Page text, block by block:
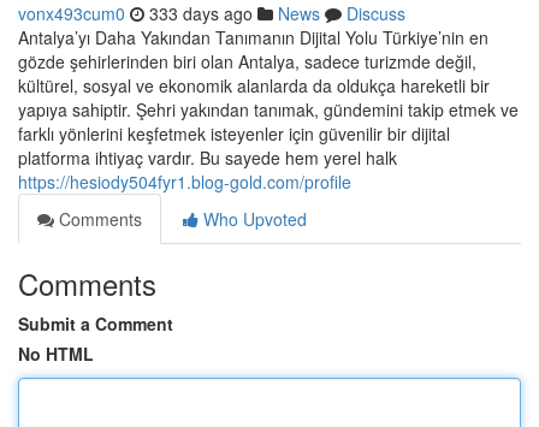
vonx493cum0 333 days ago News
Discuss
Antalya’yı Daha Yakından Tanımanın Dijital Yolu Türkiye’nin en
gözde şehirlerinden biri olan Antalya, sadece turizmde değil,
kültürel, sosyal ve ekonomik alanlarda da oldukça hareketli bir
yapıya sahiptir. Şehri yakından tanımak, gündemini takip etmek ve
farklı yönlerini keşfetmek isteyenler için güvenilir bir dijital
platforma ihtiyaç vardır. Bu sayede hem yerel halk
https://hesiody504fyr1.blog-gold.com/profile
Comments
Who Upvoted
Comments
Submit a Comment
No HTML